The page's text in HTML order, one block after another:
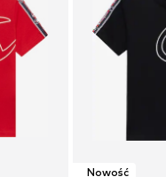
Nowość